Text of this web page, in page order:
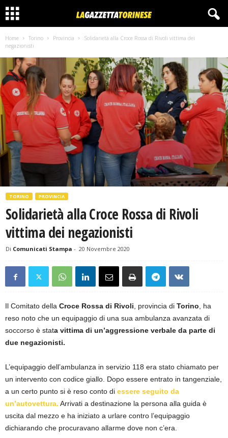
Home Torino Provincia
Solidarietà alla Croce Rossa di Rivoli vittima dei
negazionisti
TORINO PROVINCIA
Solidarietà alla Croce Rossa di Rivoli
vittima dei negazionisti
Di Comunicati Stampa - 20 Novembre 2020
Il Comitato della Croce Rossa di Rivoli, provincia di Torino, ha
reso noto che un equipaggio di una sua ambulanza avanzata di
soccorso è stata vittima di un’aggressione verbale da parte di
due negazionisti.
L’equipaggio dell’ambulanza in servizio 118 era stato chiamato per
un intervento con codice giallo. Dopo essere entrato in tangenziale,
a un certo punto si è reso conto di essere seguito da
un’autovettura. Arrivati a destinazione la persona alla guida è
uscita dal mezzo e ha iniziato a urlare contro l’equipaggio
dichiarando che procuravano allarme dove non c’era.